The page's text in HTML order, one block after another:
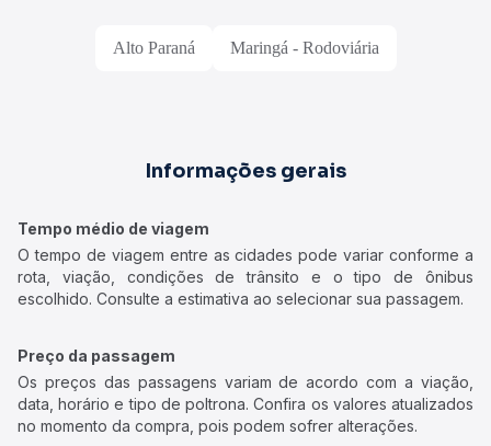
Alto Paraná Maringá - Rodoviária
Informações gerais
Tempo médio de viagem
O tempo de viagem entre as cidades pode variar conforme a
rota, viação, condições de trânsito e o tipo de ônibus
escolhido. Consulte a estimativa ao selecionar sua passagem.
Preço da passagem
Os preços das passagens variam de acordo com a viação,
data, horário e tipo de poltrona. Confira os valores atualizados
no momento da compra, pois podem sofrer alterações.